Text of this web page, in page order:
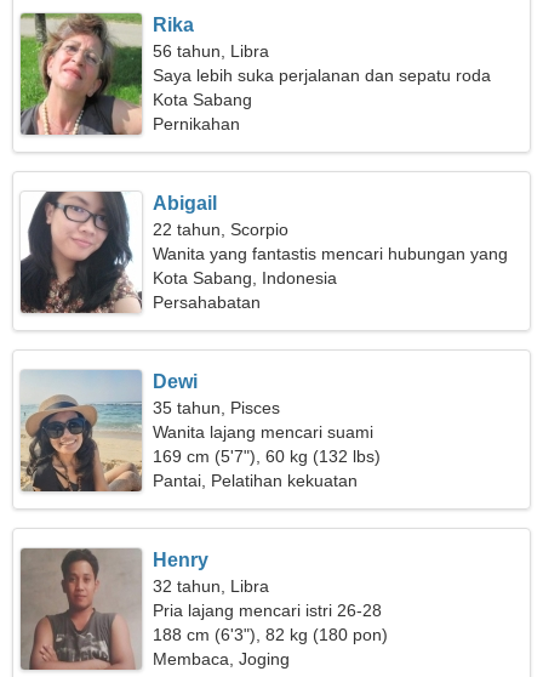
Rika
56 tahun, Libra
Saya lebih suka perjalanan dan sepatu roda
Kota Sabang
Pernikahan
Abigail
22 tahun, Scorpio
Wanita yang fantastis mencari hubungan yang
langgeng
Kota Sabang, Indonesia
Persahabatan
Dewi
35 tahun, Pisces
Wanita lajang mencari suami
169 cm (5'7"), 60 kg (132 lbs)
Pantai, Pelatihan kekuatan
Henry
32 tahun, Libra
Pria lajang mencari istri 26-28
188 cm (6'3"), 82 kg (180 pon)
Membaca, Joging